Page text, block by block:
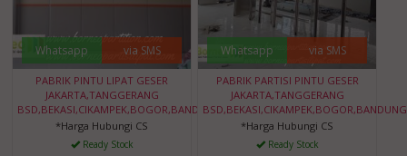
Whatsapp via SMS
PABRIK PINTU LIPAT GESER
JAKARTA,TANGGERANG
BSD,BEKASI,CIKAMPEK,BOGOR,BANDUNG,BANTEN
*Harga Hubungi CS
Ready Stock
Whatsapp via SMS
PABRIK PARTISI PINTU GESER
JAKARTA,TANGGERANG
*Harga Hubungi CS
Ready Stock